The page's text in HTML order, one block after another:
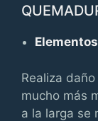
Elementos
Realiza
mucho más
a la larga se